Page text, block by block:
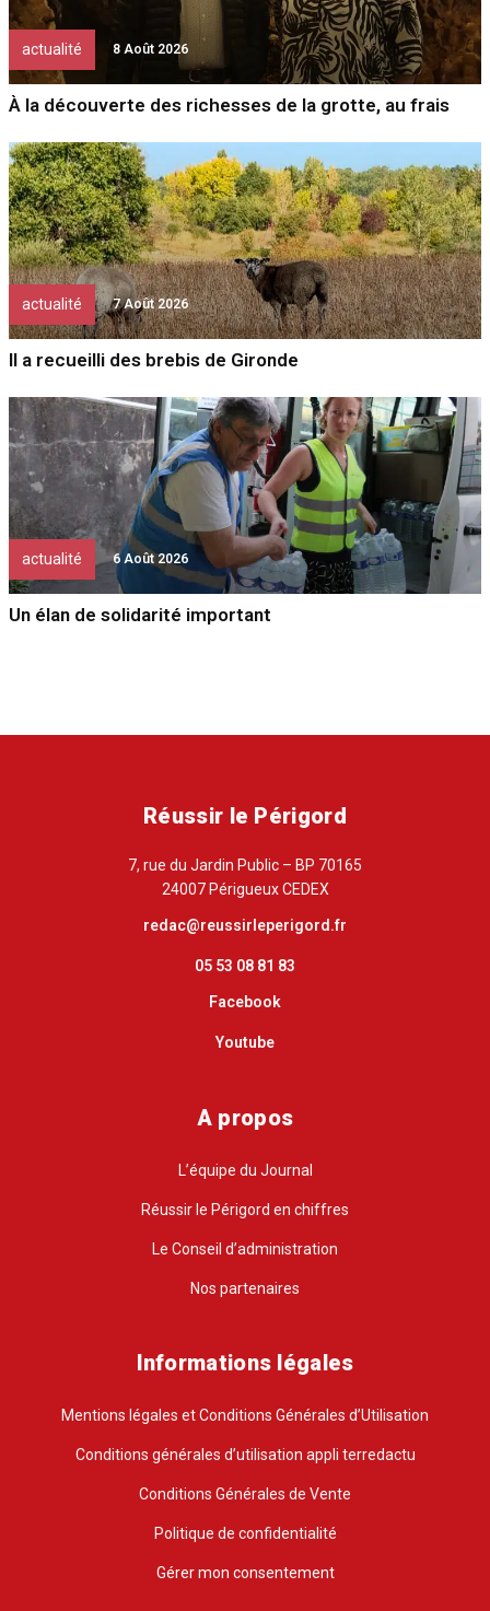
actualité 8 Août 2026
À la découverte des richesses de la grotte, au frais
actualité 7 Août 2026
Il a recueilli des brebis de Gironde
actualité 6 Août 2026
Un élan de solidarité important
Réussir le Périgord
7, rue du Jardin Public – BP 70165
24007 Périgueux CEDEX
redac@reussirleperigord.fr
05 53 08 81 83
Facebook
Youtube
A propos
L’équipe du Journal
Réussir le Périgord en chiffres
Le Conseil d’administration
Nos partenaires
Informations légales
Mentions légales et Conditions Générales d’Utilisation
Conditions générales d’utilisation appli terredactu
Conditions Générales de Vente
Politique de confidentialité
Gérer mon consentement